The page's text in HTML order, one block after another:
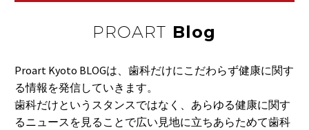
PROART Blog
Proart Kyoto BLOGは、歯科だけにこだわらず健康に関す
る情報を発信していきます。
歯科だけというスタンスではなく、あらゆる健康に関す
るニュースを見ることで広い見地に立ちあらためて歯科